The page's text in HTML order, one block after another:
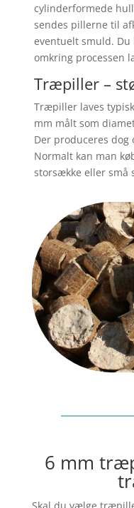
cylinderformede
sendes pillerne til
eventuelt smuld. Du
omkring processen
Træpiller –
Træpiller laves
mm målt som
Der produceres dog
Normalt kan man
storsække eller små
6 mm